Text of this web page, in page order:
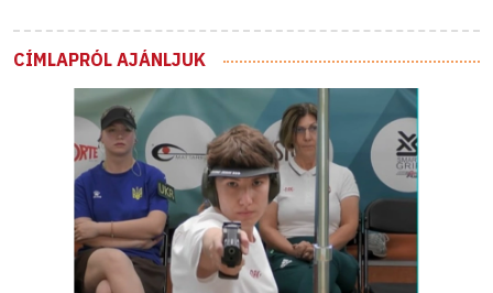
CÍMLAPRÓL AJÁNLJUK